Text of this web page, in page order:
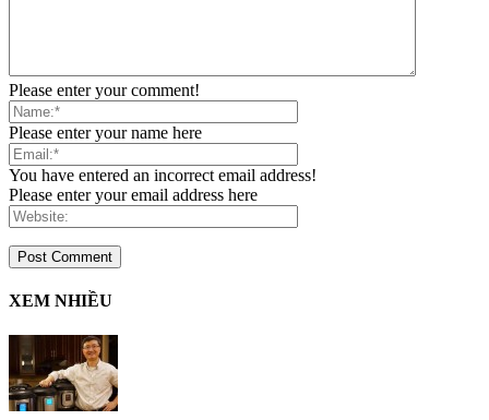
Please enter your comment!
Please enter your name here
You have entered an incorrect email address!
Please enter your email address here
XEM NHIỀU